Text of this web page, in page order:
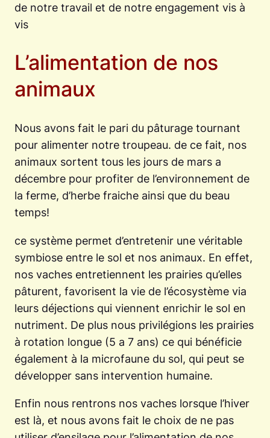
de notre travail et de notre engagement vis à
vis
L’alimentation de nos
animaux
Nous avons fait le pari du pâturage tournant
pour alimenter notre troupeau. de ce fait, nos
animaux sortent tous les jours de mars a
décembre pour profiter de l’environnement de
la ferme, d’herbe fraiche ainsi que du beau
temps!
ce système permet d’entretenir une véritable
symbiose entre le sol et nos animaux. En effet,
nos vaches entretiennent les prairies qu’elles
pâturent, favorisent la vie de l’écosystème via
leurs déjections qui viennent enrichir le sol en
nutriment. De plus nous privilégions les prairies
à rotation longue (5 a 7 ans) ce qui bénéficie
également à la microfaune du sol, qui peut se
développer sans intervention humaine.
Enfin nous rentrons nos vaches lorsque l’hiver
est là, et nous avons fait le choix de ne pas